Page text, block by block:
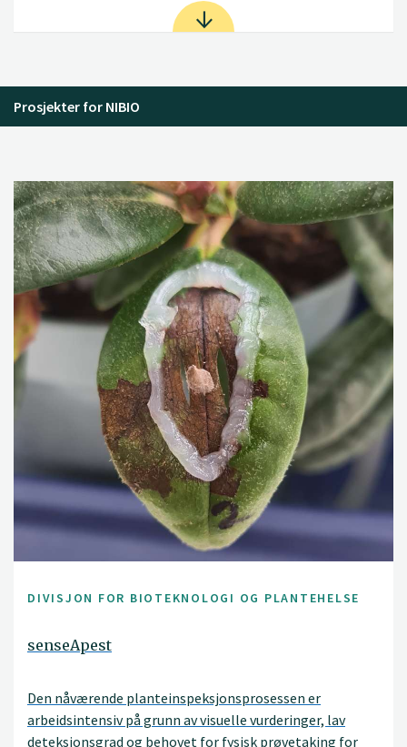
Prosjekter for NIBIO
DIVISJON FOR BIOTEKNOLOGI OG PLANTEHELSE
senseApest
Den nåværende planteinspeksjonsprosessen er
arbeidsintensiv på grunn av visuelle vurderinger, lav
deteksjonsgrad og behovet for fysisk prøvetaking for